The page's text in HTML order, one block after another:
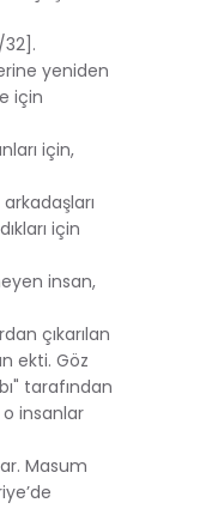
yeniden
için
için,
için
insan,
çıkarılan
ekti. Göz
tarafından
o insanlar
Masum